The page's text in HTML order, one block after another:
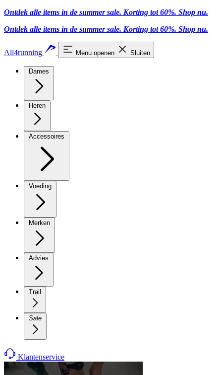
Ontdek alle items in de summer sale. Korting tot 60%. Shop nu.
Ontdek alle items in de summer sale. Korting tot 60%. Shop nu.
All4running Menu openen Sluiten
Dames
Heren
Accessoires
Voeding
Merken
Advies
Trail
Sale
Klantenservice